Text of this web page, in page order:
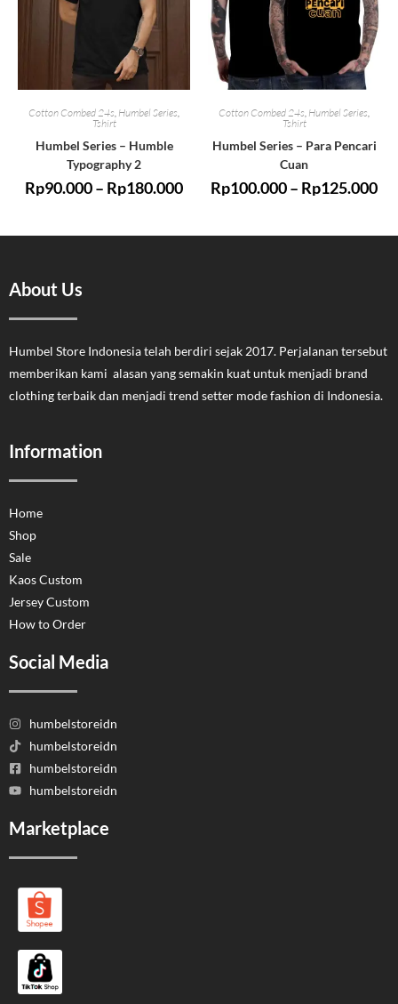
Cotton Combed 24s, Humbel Series,
Tshirt
Humbel Series – Humble
Typography 2
Rp90.000– Rp180.000
Cotton Combed 24s, Humbel Series,
Tshirt
Humbel Series – Para Pencari
Cuan
Rp100.000– Rp125.000
About Us
Humbel Store Indonesia telah berdiri sejak 2017. Perjalanan tersebut
memberikan kami alasan yang semakin kuat untuk menjadi brand
clothing terbaik dan menjadi trend setter mode fashion di Indonesia.
Information
Home
Shop
Sale
Kaos Custom
Jersey Custom
How to Order
Social Media
humbelstoreidn
humbelstoreidn
humbelstoreidn
humbelstoreidn
Marketplace